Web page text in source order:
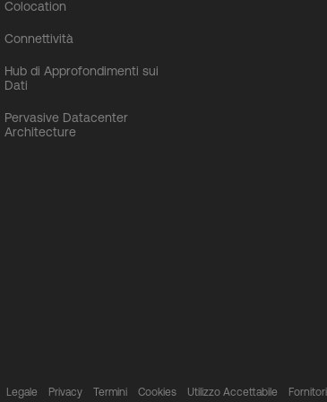
Colocation
Connettività
Hub di Approfondimenti sui
Dati
Pervasive Datacenter
Architecture
Legale Privacy Termini Cookies Utilizzo Accettabile Fornitori